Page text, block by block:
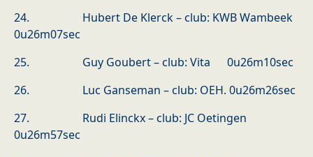
24. Hubert De Klerck – club: KWB Wambeek
0u26m07sec
25. Guy Goubert – club: Vita 0u26m10sec
26. Luc Ganseman – club: OEH. 0u26m26sec
27. Rudi Elinckx – club: JC Oetingen
0u26m57sec